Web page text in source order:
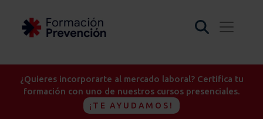
¿Quieres incorporarte al mercado laboral? Certifica tu
formación con uno de nuestros cursos presenciales.
¡TE AYUDAMOS!